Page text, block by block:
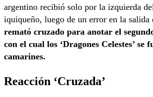
argentino recibió solo por la izquierda
iquiqueño, luego de un error en la salida
remató cruzado para anotar el
con el cual los ‘Dragones Celestes’ se
camarines.
Reacción ‘Cruzada’